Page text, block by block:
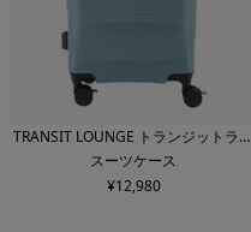
TRANSIT LOUNGE トランジットラウ
ンジ
スーツケース
¥12,980